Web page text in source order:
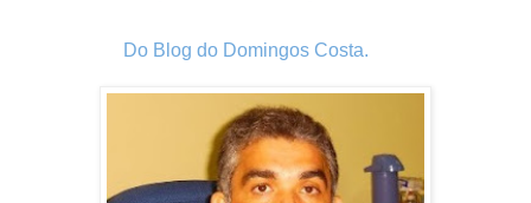
Do Blog do Domingos Costa.